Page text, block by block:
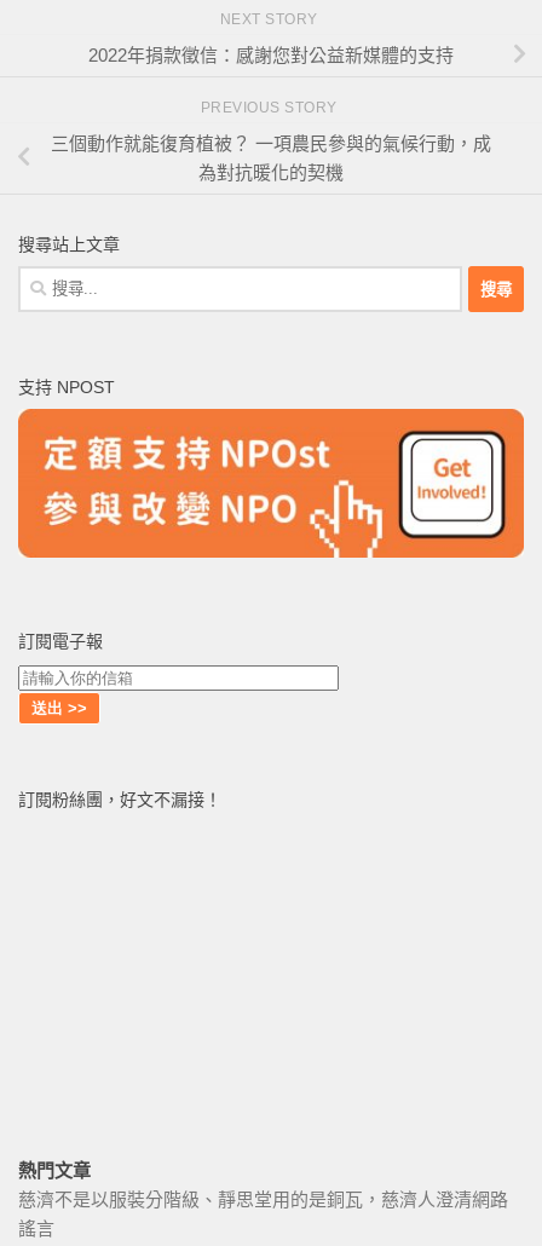
NEXT STORY
2022年捐款徵信：感謝您對公益新媒體的支持
PREVIOUS STORY
三個動作就能復育植被？ 一項農民參與的氣候行動，成
為對抗暖化的契機
搜尋站上文章
搜
尋
字:
支持 NPOST
訂閱電子報
訂閱粉絲團，好文不漏接！
熱門文章
慈濟不是以服裝分階級、靜思堂用的是銅瓦，慈濟人澄清網路
謠言